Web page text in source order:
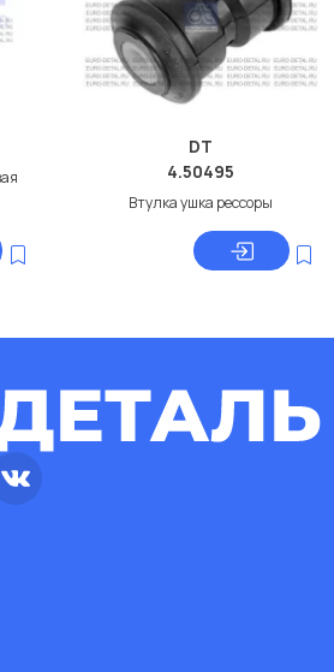
DT
4.50495
Втулка ушка рессоры